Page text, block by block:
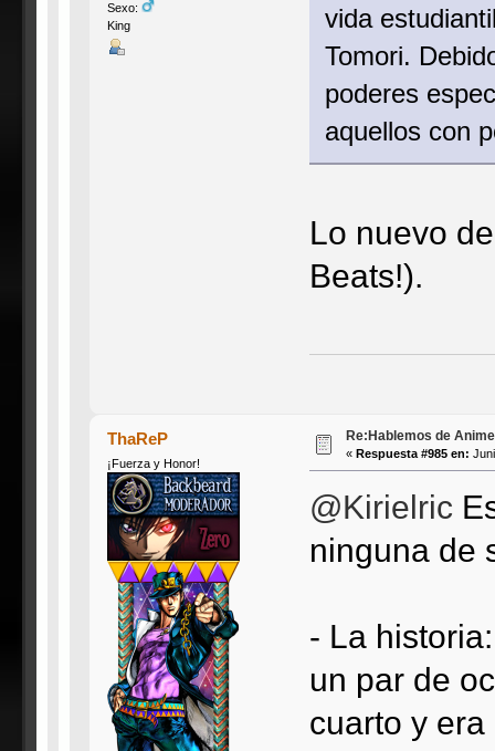
Sexo:
King
vida
Tomori.
poderes
aquellos con
Lo nuevo
Beats!).
ThaReP
¡Fuerza y Honor!
Re:Hablemos de
« Respuesta #985 en:
@Kirielric
ninguna de
- La
un par de
cuarto y